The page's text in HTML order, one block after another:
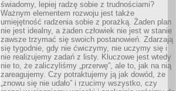
świadomy, lepiej radzę sobie z trudnościami?
Ważnym elementem rozwoju jest także
umiejętność radzenia sobie z porażką. Żaden plan
nie jest idealny, a żaden człowiek nie jest w stanie
zawsze trzymać się swoich postanowień. Zdarzają
się tygodnie, gdy nie ćwiczymy, nie uczymy się i
nie realizujemy zadań z listy. Kluczowe jest wtedy
nie to, że zaliczyliśmy „przerwę”, ale to, jak na nią
zareagujemy. Czy potraktujemy ją jak dowód, że
„znowu się nie udało” i rzucimy wszystko, czy